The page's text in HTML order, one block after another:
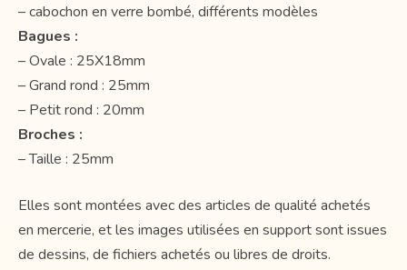
– cabochon en verre bombé, différents modèles
Bagues :
– Ovale : 25X18mm
– Grand rond : 25mm
– Petit rond : 20mm
Broches :
– Taille : 25mm
Elles sont montées avec des articles de qualité achetés
en mercerie, et les images utilisées en support sont issues
de dessins, de fichiers achetés ou libres de droits.